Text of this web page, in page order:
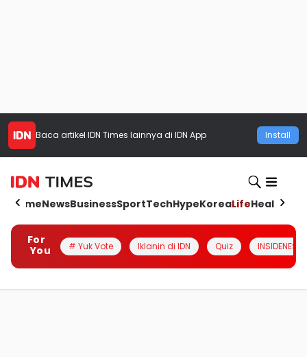
Baca artikel IDN Times lainnya di IDN App Install
HomeNewsBusinessSportTechHypeKoreaLifeHealth
For
You
# Yuk Vote Iklanin di IDN Quiz INSIDENESIA